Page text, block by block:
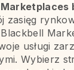
zasięg
usługi
Wybierz